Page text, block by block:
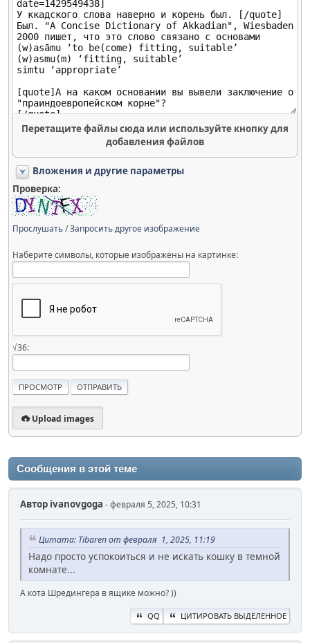
Перетащите файлы сюда или используйте кнопку для
добавления файлов
Вложения и другие параметры
Проверка:
Прослушать/Запросить другое изображение
Наберите символы, которые изображены на картинке:
√36:
Upload images
Сообщения в этой теме
Автор ivanovgoga - февраля 5, 2025, 10:31
Цитата: Tibaren от февраля 1, 2025, 11:19
Надо просто успокоиться и не искать кошку в темной
комнате...
А кота Шредингера в ящике можно? ))
QQ ЦИТИРОВАТЬ ВЫДЕЛЕННОЕ